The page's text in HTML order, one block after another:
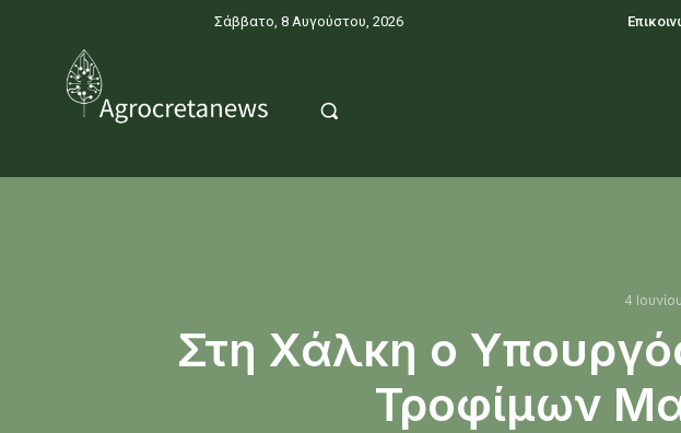
Σάββατο, 8 Αυγούστου, 2026
4
Στη Χάλκη ο
Τροφίμων